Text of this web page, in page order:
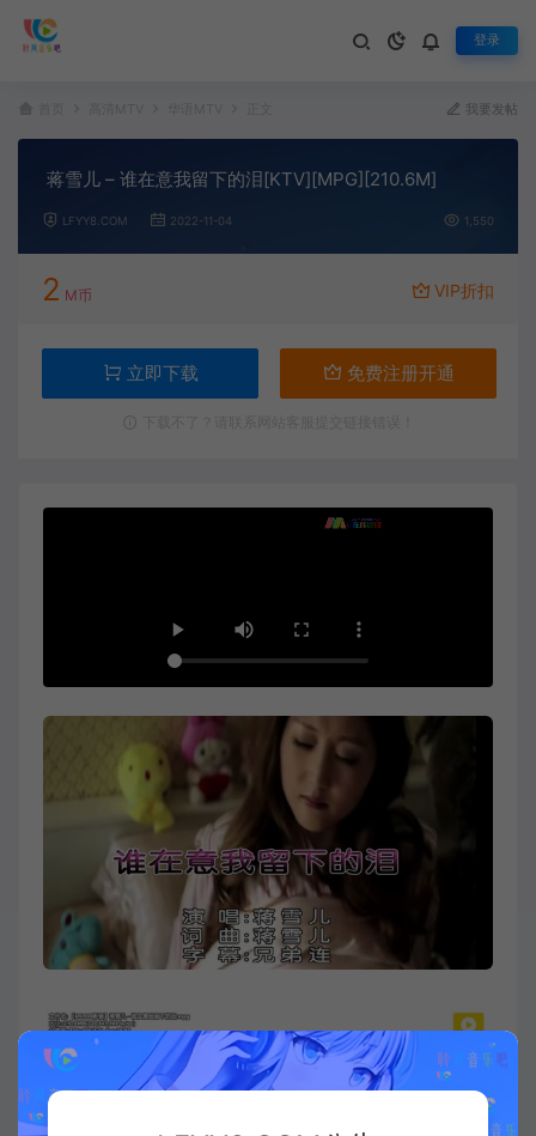
登录
我要发帖
蒋雪儿 – 谁在意我留下的泪[KTV][MPG][210.6M]
LFYY8.COM 2022-11-04 1,550
2 M币 VIP折扣
立即下载 免费注册开通